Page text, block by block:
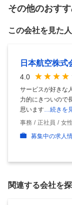
その他のおす
この会社を見た
日本航空株式
4.0
サービスが好きな
力的にきついので
思います …続きを
事務
正社員 女性
募集中の求人
関連する会社を